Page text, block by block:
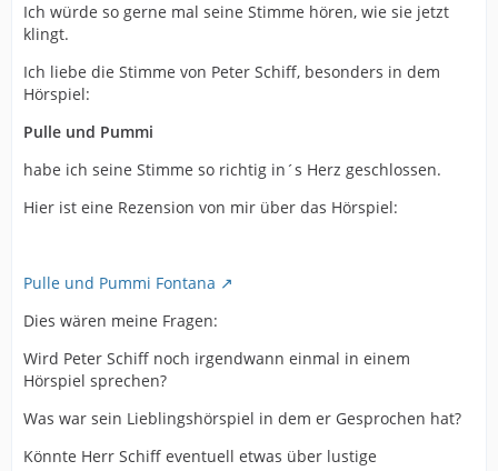
Ich würde so gerne mal seine Stimme hören, wie sie jetzt
klingt.
Ich liebe die Stimme von Peter Schiff, besonders in dem
Hörspiel:
Pulle und Pummi
habe ich seine Stimme so richtig in´s Herz geschlossen.
Hier ist eine Rezension von mir über das Hörspiel:
Pulle und Pummi Fontana
Dies wären meine Fragen:
Wird Peter Schiff noch irgendwann einmal in einem
Hörspiel sprechen?
Was war sein Lieblingshörspiel in dem er Gesprochen hat?
Könnte Herr Schiff eventuell etwas über lustige